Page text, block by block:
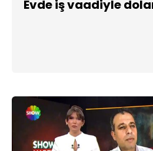
Evde iş vaadiyle